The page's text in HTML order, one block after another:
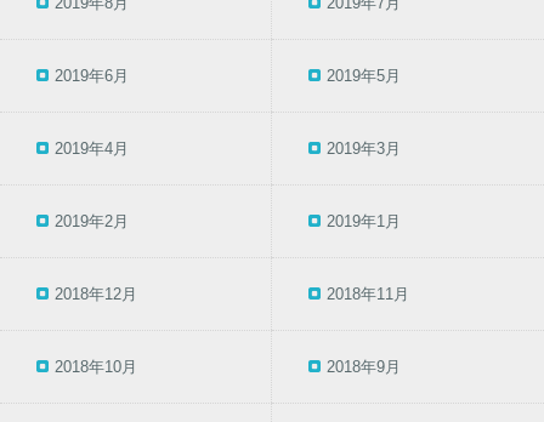
2019年6月 2019年5月
2019年4月 2019年3月
2019年2月 2019年1月
2018年12月 2018年11月
2018年10月 2018年9月